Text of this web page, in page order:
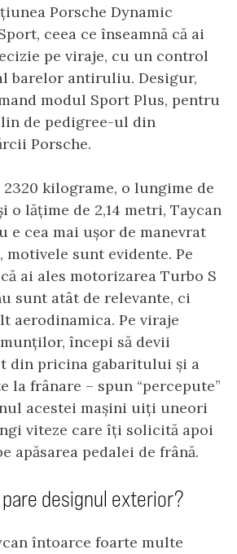
Porsche Dynamic
ceea ce înseamnă că ai
pe viraje, cu un control
barelor antiruliu. Desigur,
modul Sport Plus, pentru
de pedigree-ul din
Porsche.
kilograme, o lungime de
o lățime de 2,14 metri, Taycan
e cea mai ușor de manevrat
motivele sunt evidente. Pe
ai ales motorizarea Turbo S
sunt atât de relevante, ci
aerodinamica. Pe viraje
începi să devii
din pricina gabaritului și a
la frânare – spun “percepute”
acestei mașini uiți uneori
viteze care îți solicită apoi
apăsarea pedalei de frână.
designul exterior?
întoarce foarte multe